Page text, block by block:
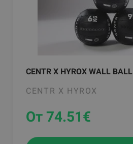
CENTR X HYROX WALL BALL
CENTR X HYROX
От 74.51€